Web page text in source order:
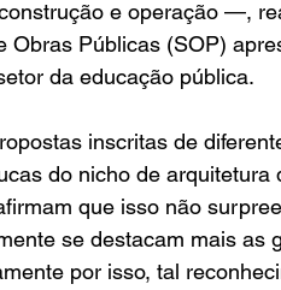
e operação —,
Obras Públicas (SOP)
da educação pública.
inscritas de
do nicho de
que isso não
se destacam mais as
por isso, tal